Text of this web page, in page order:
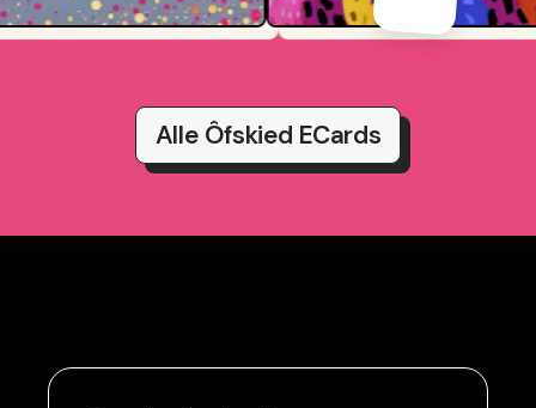
Alle Ôfskied ECards